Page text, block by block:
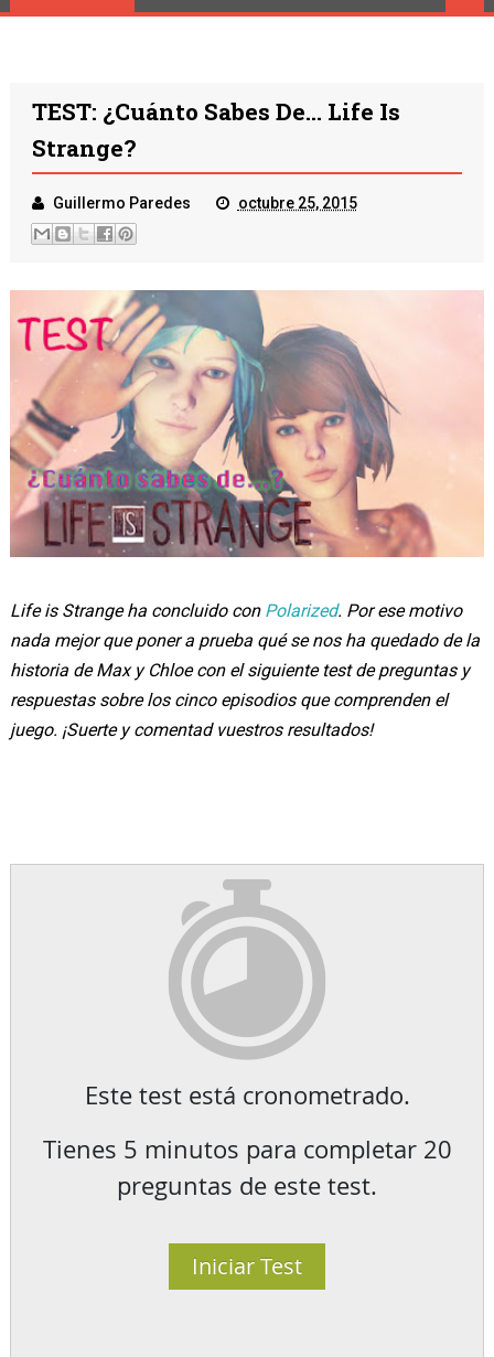
TEST: ¿Cuánto Sabes De... Life Is
Strange?
Guillermo Paredes octubre 25, 2015
Life is Strange ha concluido con Polarized. Por ese motivo
nada mejor que poner a prueba qué se nos ha quedado de la
historia de Max y Chloe con el siguiente test de preguntas y
respuestas sobre los cinco episodios que comprenden el
juego. ¡Suerte y comentad vuestros resultados!